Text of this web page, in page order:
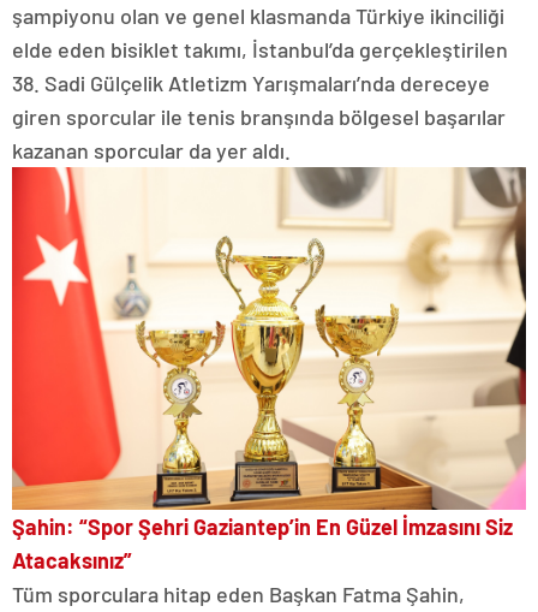
şampiyonu olan ve genel klasmanda Türkiye ikinciliği
elde eden bisiklet takımı, İstanbul’da gerçekleştirilen
38. Sadi Gülçelik Atletizm Yarışmaları’nda dereceye
giren sporcular ile tenis branşında bölgesel başarılar
kazanan sporcular da yer aldı.
Şahin: “Spor Şehri Gaziantep’in En Güzel İmzasını Siz
Atacaksınız”
Tüm sporculara hitap eden Başkan Fatma Şahin,